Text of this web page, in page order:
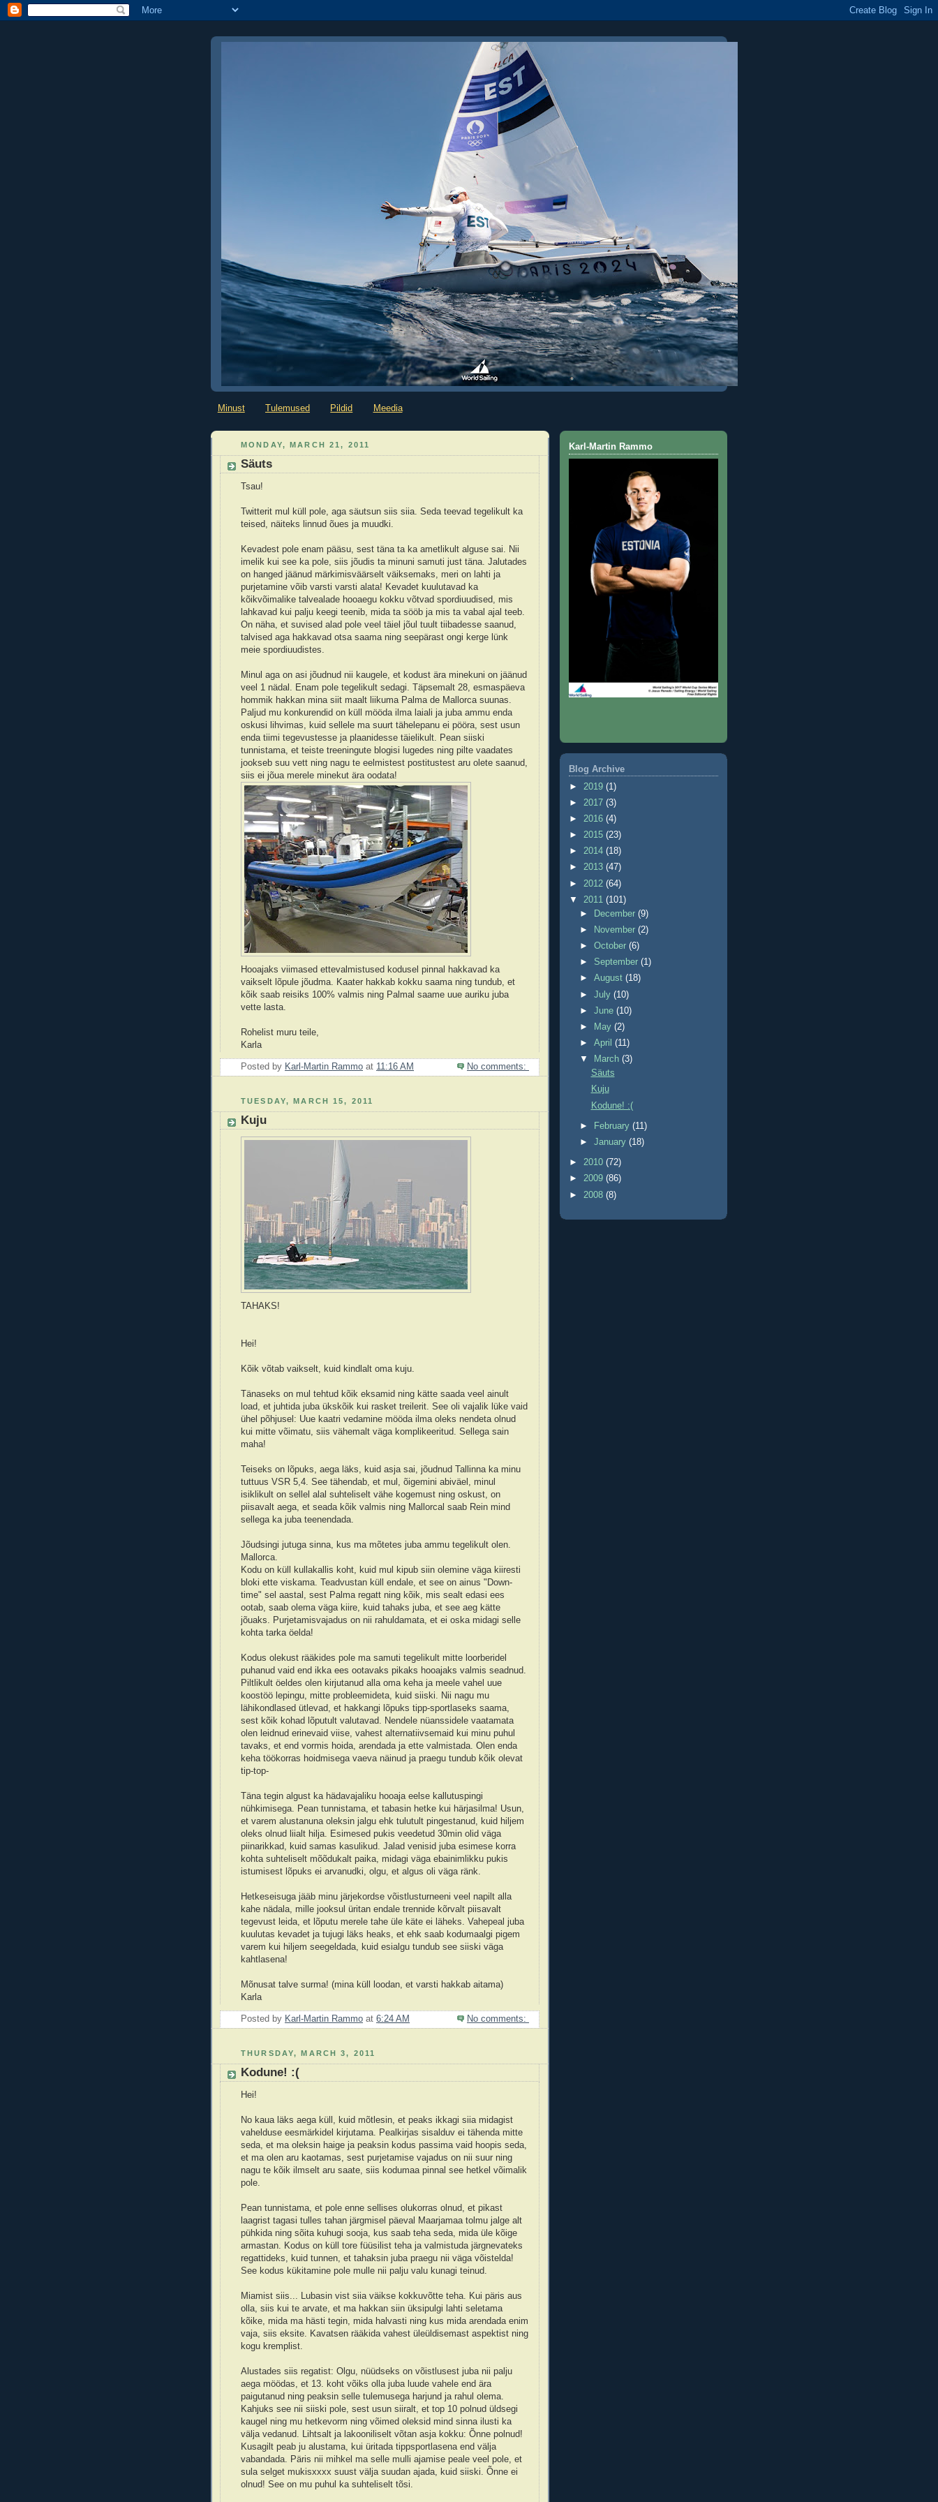
Minust Tulemused Pildid Meedia
MONDAY, MARCH 21, 2011
Säuts
Tsau!
Twitterit mul küll pole, aga säutsun siis siia. Seda teevad tegelikult ka
teised, näiteks linnud õues ja muudki.
Kevadest pole enam pääsu, sest täna ta ka ametlikult alguse sai. Nii
imelik kui see ka pole, siis jõudis ta minuni samuti just täna. Jalutades
on hanged jäänud märkimisväärselt väiksemaks, meri on lahti ja
purjetamine võib varsti varsti alata! Kevadet kuulutavad ka
kõikvõimalike talvealade hooaegu kokku võtvad spordiuudised, mis
lahkavad kui palju keegi teenib, mida ta sööb ja mis ta vabal ajal teeb.
On näha, et suvised alad pole veel täiel jõul tuult tiibadesse saanud,
talvised aga hakkavad otsa saama ning seepärast ongi kerge lünk
meie spordiuudistes.
Minul aga on asi jõudnud nii kaugele, et kodust ära minekuni on jäänud
veel 1 nädal. Enam pole tegelikult sedagi. Täpsemalt 28, esmaspäeva
hommik hakkan mina siit maalt liikuma Palma de Mallorca suunas.
Paljud mu konkurendid on küll mööda ilma laiali ja juba ammu enda
oskusi lihvimas, kuid sellele ma suurt tähelepanu ei pööra, sest usun
enda tiimi tegevustesse ja plaanidesse täielikult. Pean siiski
tunnistama, et teiste treeningute blogisi lugedes ning pilte vaadates
jookseb suu vett ning nagu te eelmistest postitustest aru olete saanud,
siis ei jõua merele minekut ära oodata!
Hooajaks viimased ettevalmistused kodusel pinnal hakkavad ka
vaikselt lõpule jõudma. Kaater hakkab kokku saama ning tundub, et
kõik saab reisiks 100% valmis ning Palmal saame uue auriku juba
vette lasta.
Rohelist muru teile,
Karla
Posted by Karl-Martin Rammo at 11:16 AM No comments:
TUESDAY, MARCH 15, 2011
Kuju
TAHAKS!
Hei!
Kõik võtab vaikselt, kuid kindlalt oma kuju.
Tänaseks on mul tehtud kõik eksamid ning kätte saada veel ainult
load, et juhtida juba ükskõik kui rasket treilerit. See oli vajalik lüke vaid
ühel põhjusel: Uue kaatri vedamine mööda ilma oleks nendeta olnud
kui mitte võimatu, siis vähemalt väga komplikeeritud. Sellega sain
maha!
Teiseks on lõpuks, aega läks, kuid asja sai, jõudnud Tallinna ka minu
tuttuus VSR 5,4. See tähendab, et mul, õigemini abiväel, minul
isiklikult on sellel alal suhteliselt vähe kogemust ning oskust, on
piisavalt aega, et seada kõik valmis ning Mallorcal saab Rein mind
sellega ka juba teenendada.
Jõudsingi jutuga sinna, kus ma mõtetes juba ammu tegelikult olen.
Mallorca.
Kodu on küll kullakallis koht, kuid mul kipub siin olemine väga kiiresti
bloki ette viskama. Teadvustan küll endale, et see on ainus "Down-
time" sel aastal, sest Palma regatt ning kõik, mis sealt edasi ees
ootab, saab olema väga kiire, kuid tahaks juba, et see aeg kätte
jõuaks. Purjetamisvajadus on nii rahuldamata, et ei oska midagi selle
kohta tarka öelda!
Kodus olekust rääkides pole ma samuti tegelikult mitte loorberidel
puhanud vaid end ikka ees ootavaks pikaks hooajaks valmis seadnud.
Piltlikult öeldes olen kirjutanud alla oma keha ja meele vahel uue
koostöö lepingu, mitte probleemideta, kuid siiski. Nii nagu mu
lähikondlased ütlevad, et hakkangi lõpuks tipp-sportlaseks saama,
sest kõik kohad lõputult valutavad. Nendele nüanssidele vaatamata
olen leidnud erinevaid viise, vahest alternatiivsemaid kui minu puhul
tavaks, et end vormis hoida, arendada ja ette valmistada. Olen enda
keha töökorras hoidmisega vaeva näinud ja praegu tundub kõik olevat
tip-top-
Täna tegin algust ka hädavajaliku hooaja eelse kallutuspingi
nühkimisega. Pean tunnistama, et tabasin hetke kui härjasilma! Usun,
et varem alustanuna oleksin jalgu ehk tulutult pingestanud, kuid hiljem
oleks olnud liialt hilja. Esimesed pukis veedetud 30min olid väga
piinarikkad, kuid samas kasulikud. Jalad venisid juba esimese korra
kohta suhteliselt mõõdukalt paika, midagi väga ebainimlikku pukis
istumisest lõpuks ei arvanudki, olgu, et algus oli väga ränk.
Hetkeseisuga jääb minu järjekordse võistlusturneeni veel napilt alla
kahe nädala, mille jooksul üritan endale trennide kõrvalt piisavalt
tegevust leida, et lõputu merele tahe üle käte ei läheks. Vahepeal juba
kuulutas kevadet ja tujugi läks heaks, et ehk saab kodumaalgi pigem
varem kui hiljem seegeldada, kuid esialgu tundub see siiski väga
kahtlasena!
Mõnusat talve surma! (mina küll loodan, et varsti hakkab aitama)
Karla
Posted by Karl-Martin Rammo at 6:24 AM No comments:
THURSDAY, MARCH 3, 2011
Kodune! :(
Hei!
No kaua läks aega küll, kuid mõtlesin, et peaks ikkagi siia midagist
vahelduse eesmärkidel kirjutama. Pealkirjas sisalduv ei tähenda mitte
seda, et ma oleksin haige ja peaksin kodus passima vaid hoopis seda,
et ma olen aru kaotamas, sest purjetamise vajadus on nii suur ning
nagu te kõik ilmselt aru saate, siis kodumaa pinnal see hetkel võimalik
pole.
Pean tunnistama, et pole enne sellises olukorras olnud, et pikast
laagrist tagasi tulles tahan järgmisel päeval Maarjamaa tolmu jalge alt
pühkida ning sõita kuhugi sooja, kus saab teha seda, mida üle kõige
armastan. Kodus on küll tore füüsilist teha ja valmistuda järgnevateks
regattideks, kuid tunnen, et tahaksin juba praegu nii väga võistelda!
See kodus kükitamine pole mulle nii palju valu kunagi teinud.
Miamist siis... Lubasin vist siia väikse kokkuvõtte teha. Kui päris aus
olla, siis kui te arvate, et ma hakkan siin üksipulgi lahti seletama
kõike, mida ma hästi tegin, mida halvasti ning kus mida arendada enim
vaja, siis eksite. Kavatsen rääkida vahest üleüldisemast aspektist ning
kogu kremplist.
Alustades siis regatist: Olgu, nüüdseks on võistlusest juba nii palju
aega möödas, et 13. koht võiks olla juba luude vahele end ära
paigutanud ning peaksin selle tulemusega harjund ja rahul olema.
Kahjuks see nii siiski pole, sest usun siiralt, et top 10 polnud üldsegi
kaugel ning mu hetkevorm ning võimed oleksid mind sinna ilusti ka
välja vedanud. Lihtsalt ja lakooniliselt võtan asja kokku: Õnne polnud!
Kusagilt peab ju alustama, kui üritada tippsportlasena end välja
vabandada. Päris nii mihkel ma selle mulli ajamise peale veel pole, et
sula selget mukisxxxx suust välja suudan ajada, kuid siiski. Õnne ei
olnud! See on mu puhul ka suhteliselt tõsi.
Karl-Martin Rammo
Blog Archive
► 2019 (1)
► 2017 (3)
► 2016 (4)
► 2015 (23)
► 2014 (18)
► 2013 (47)
► 2012 (64)
▼ 2011 (101)
►
December(9)
►
November(2)
►October(6)
► September(1)
►August(18)
►July(10)
►June(10)
►
May(2)
►April(11)
▼
March(3)
Säuts
Kuju
Kodune! :(
► February(11)
►January(18)
► 2010 (72)
► 2009 (86)
► 2008 (8)